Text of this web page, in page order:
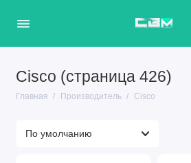
Cisco (страница 426)
Главная Производитель Cisco